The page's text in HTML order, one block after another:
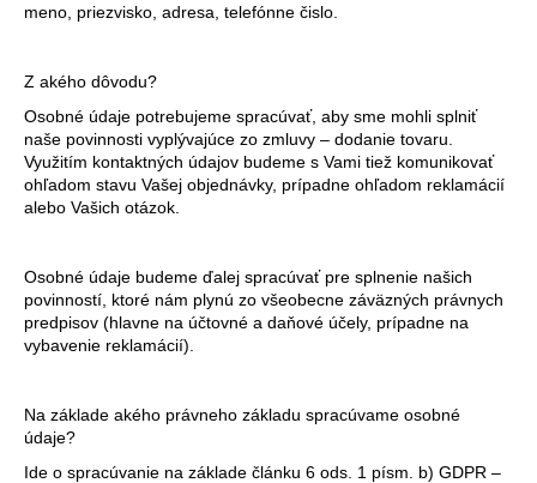
meno, priezvisko, adresa, telefónne čislo.
Z akého dôvodu?
Osobné údaje potrebujeme spracúvať, aby sme mohli splniť
naše povinnosti vyplývajúce zo zmluvy – dodanie tovaru.
Využitím kontaktných údajov budeme s Vami tiež komunikovať
ohľadom stavu Vašej objednávky, prípadne ohľadom reklamácií
alebo Vašich otázok.
Osobné údaje budeme ďalej spracúvať pre splnenie našich
povinností, ktoré nám plynú zo všeobecne záväzných právnych
predpisov (hlavne na účtovné a daňové účely, prípadne na
vybavenie reklamácií).
Na základe akého právneho základu spracúvame osobné
údaje?
Ide o spracúvanie na základe článku 6 ods. 1 písm. b) GDPR –